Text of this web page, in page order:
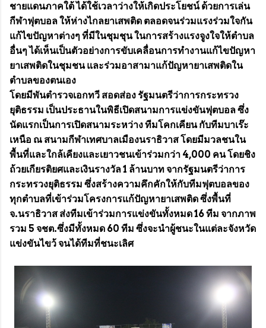
ชายแดนภาคใต้ ได้ใช้เวลาว่างให้เกิดประโยชน์ ด้วยการเล่น
กีฬาฟุตบอล ให้ห่างไกลยาเสพติด ตลอดจนร่วมแรงร่วมใจกัน
แก้ไขปัญหาต่างๆ ที่มีในชุมชุน ในการสร้างแรงจูงใจให้ตำบล
อื่นๆ ได้เห็นเป็นตัวอย่างการขับเคลื่อนการทำงานแก้ไขปัญหา
ยาเสพติดในชุมชน และร่วมอาสามาแก้ปัญหายาเสพติดใน
ตำบลของตนเอง
โดยมีพันตำรวจเอกทวี สอดส่อง รัฐมนตรีว่าการกระทรวง
ยุติธรรม เป็นประธานในพิธีเปิดสนามการแข่งขันฟุตบอล ซึ่ง
นัดแรกเป็นการเปิดสนามระหว่าง ทีมโคกเคียน กับทีมบาเร๊ะ
เหนือ ณ สนามกีฬาเทศบาลเมืองนราธิวาส โดยมีมวลชนใน
พื้นที่และใกล้เคียงและเยาวชนเข้าร่วมกว่า 4,000 คน โดยชิง
ถ้วยเกียรติยศและเงินรางวัล 1 ล้านบาท จากรัฐมนตรีว่าการ
กระทรวงยุติธรรม ซึ่งสร้างความคึกคักให้กับทีมฟุตบอลของ
ทุกตำบลที่เข้าร่วมโครงการแก้ปัญหายาเสพติด ซึ่งพื้นที่
จ.นราธิวาส ส่งทีมเข้าร่วมการแข่งขันทั้งหมด 16 ทีม จากภาพ
รวม 5 จชต.ซึ่งมีทั้งหมด 60 ทีม ซึ่งจะนำผู้ชนะในแต่ละจังหวัด
แข่งขันไขว้ จนได้ทีมที่ชนะเลิศ